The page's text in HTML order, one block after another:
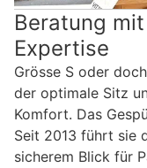
Beratung
Expertise
Grösse S oder
der optimale Sitz
Komfort. Das
Seit 2013 führt sie
sicherem Blick für